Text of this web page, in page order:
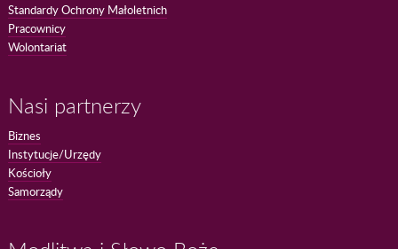
Standardy Ochrony Małoletnich
Pracownicy
Wolontariat
Nasi partnerzy
Biznes
Instytucje/Urzędy
Kościoły
Samorządy